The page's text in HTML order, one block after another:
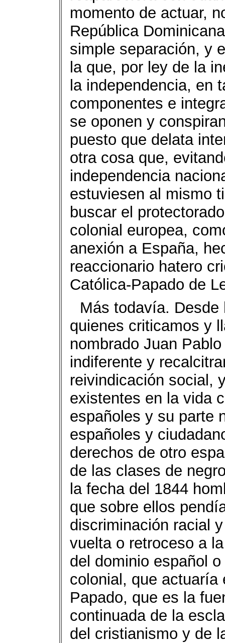
momento de actuar,
República
simple separación, y
la que, por ley de la
la independencia, en
componentes e
se oponen y
puesto que delata
otra cosa que,
independencia
estuviesen al mismo
buscar el
colonial europea,
anexión a España,
reaccionario hatero
Católica-Papado de
Más todavía.
quienes criticamos y
nombrado Juan
indiferente y
reivindicación social,
existentes en la vida
españoles y su parte
españoles y
derechos de otro
de las clases de
la fecha del 1844
que sobre ellos
discriminación racial
vuelta o retroceso a
del dominio español
colonial, que actuaría
Papado, que es la
continuada de la
del cristianismo y de